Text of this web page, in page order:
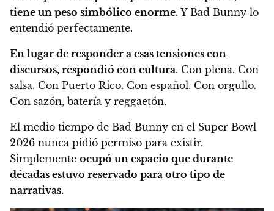
tiene un peso simbólico enorme. Y Bad Bunny lo
entendió perfectamente.
En lugar de responder a esas tensiones con
discursos, respondió con cultura. Con plena. Con
salsa. Con Puerto Rico. Con español. Con orgullo.
Con sazón, batería y reggaetón.
El medio tiempo de Bad Bunny en el Super Bowl
2026 nunca pidió permiso para existir.
Simplemente ocupó un espacio que durante
décadas estuvo reservado para otro tipo de
narrativas.